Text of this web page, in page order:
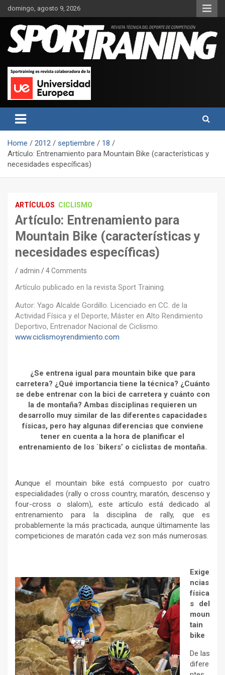
Skip
to
content
domingo, agosto 9, 2026
Revista técnica del deporte
Sport Training
rendimiento, nutrición y entrenamiento.
Home 2012 septiembre
18
Artículo: Entrenamiento para Mountain Bike (características y
necesidades específicas)
ARTÍCULOS CICLISMO
Artículo: Entrenamiento para
Mountain Bike (características y
necesidades específicas)
admin 4 Comments
Artículo publicado en la revista Sport Training.
Autor: Yago Alcalde Gordillo. Licenciado en CC. de la
Actividad Física y el Deporte, Máster en Alto Rendimiento
Deportivo, Entrenador Nacional de Ciclismo.
www.ciclismoyrendimiento.com
¿Se entrena igual para mountain bike que para
carretera? ¿Qué importancia tiene la técnica? ¿Cuánto
se debe entrenar con la bici de carretera y cuánto con
la de montaña? Ambas disciplinas requieren un
desarrollo muy similar de las diferentes capacidades
físicas, pero hay algunas diferencias que conviene
tener en cuenta a la hora de planificar el
entrenamiento de los `bikers’ o ciclistas de montaña.
Aunque el mountain bike está compuesto por cuatro
especialidades (rally o cross country, maratón, descenso y
four-cross o slalom), este artículo está dedicado al
entrenamiento para la disciplina de rally, que es
probablemente la más practicada, aunque últimamente las
competiciones de maratón cada vez son más numerosas.
Exige
ncias
física
s del
moun
tain
bike
De las
difere